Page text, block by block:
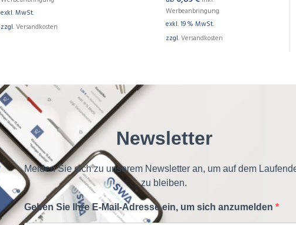
exkl. MwSt.
zzgl.Versandkosten
Werbeanbringung
exkl. 19 % MwSt.
zzgl.Versandkosten
Newsletter
Melden Sie sich zu unserem Newsletter an, um auf dem
zu bleiben.
Geben Sie Ihre E-Mail-Adresse ein, um sich anzumelden